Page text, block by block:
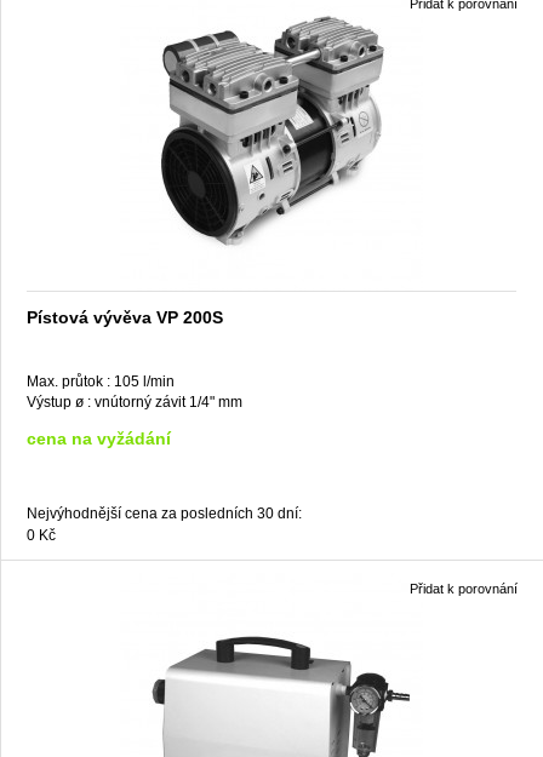
Pístová vývěva VP 200S
Max. průtok : 105 l/min
Výstup ø : vnútorný závit 1/4" mm
cena na vyžádání
Nejvýhodnější cena za posledních 30 dní:
0 Kč
Přidat k porovnání
Přidat k porovnání